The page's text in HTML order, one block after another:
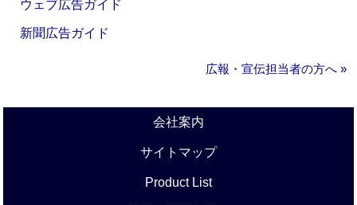
ウェブ広告ガイド
新聞広告ガイド
広報・宣伝担当者の方へ »
会社案内
サイトマップ
Product List